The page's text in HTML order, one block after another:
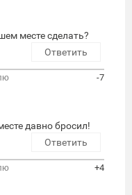
месте сделать?
Ответить
-7
давно бросил!
Ответить
+4